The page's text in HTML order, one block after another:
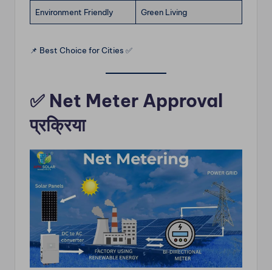
Environment Friendly Green Living
📌 Best Choice for Cities ✅
✅ Net Meter Approval
प्रक्रिया